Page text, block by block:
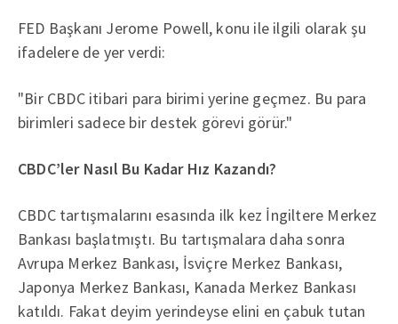
FED Başkanı Jerome Powell, konu ile ilgili olarak şu
ifadelere de yer verdi:
"Bir CBDC itibari para birimi yerine geçmez. Bu para
birimleri sadece bir destek görevi görür."
CBDC’ler Nasıl Bu Kadar Hız Kazandı?
CBDC tartışmalarını esasında ilk kez İngiltere Merkez
Bankası başlatmıştı. Bu tartışmalara daha sonra
Avrupa Merkez Bankası, İsviçre Merkez Bankası,
Japonya Merkez Bankası, Kanada Merkez Bankası
katıldı. Fakat deyim yerindeyse elini en çabuk tutan